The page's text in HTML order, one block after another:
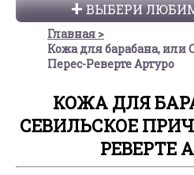
ВЫБЕРИ
Главная
Кожа для барабана, или
Перес-Реверте Артуро
КОЖА ДЛЯ
СЕВИЛЬСКОЕ
РЕВЕРТЕ